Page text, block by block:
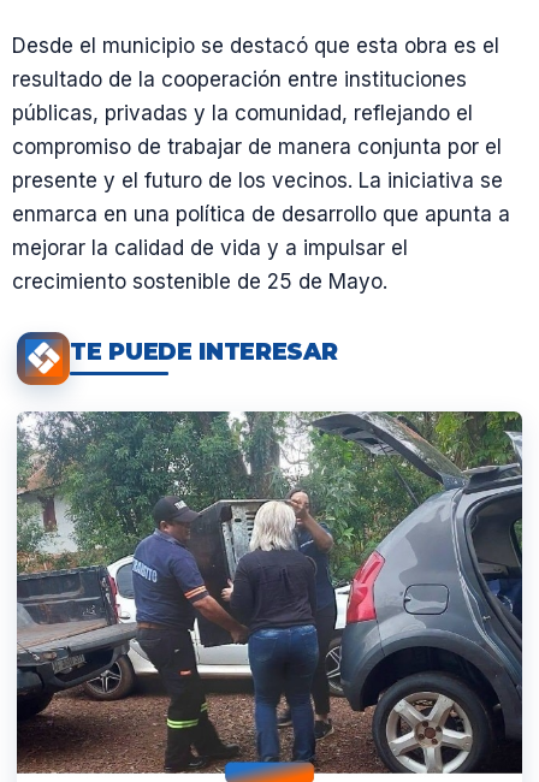
Desde el municipio se destacó que esta obra es el
resultado de la cooperación entre instituciones
públicas, privadas y la comunidad, reflejando el
compromiso de trabajar de manera conjunta por el
presente y el futuro de los vecinos. La iniciativa se
enmarca en una política de desarrollo que apunta a
mejorar la calidad de vida y a impulsar el
crecimiento sostenible de 25 de Mayo.
TE PUEDE INTERESAR